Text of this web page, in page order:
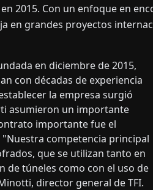
2015. Con un enfoque en
en grandes proyectos
en diciembre de 2015,
con décadas de experiencia
la empresa surgió
asumieron un importante
importante fue el
competencia principal
que se utilizan tanto en
de túneles como con el uso de
director general de TFI.